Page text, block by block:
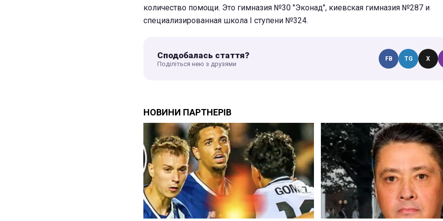
количество помощи. Это гимназия №30 "Эконад", киевская гимназия №287 и
специализированная школа I ступени №324.
Сподобалась стаття?
Поділіться нею з друзями
FB TG X